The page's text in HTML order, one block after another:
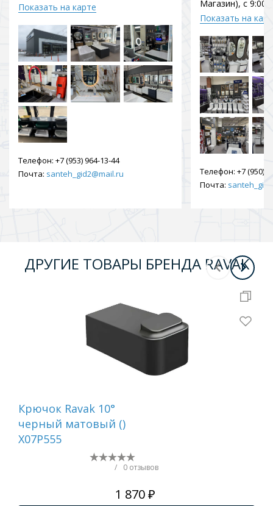
Показать на карте
Телефон: +7 (953) 964-13-44
Почта: santeh_gid2@mail.ru
Магазин), с 9:00
Показать на
Телефон: +7 (950)
Почта:
ДРУГИЕ ТОВАРЫ БРЕНДА RAVAK
Крючок Ravak 10°
черный матовый ()
X07P555
/ 0 отзывов
1 870 ₽